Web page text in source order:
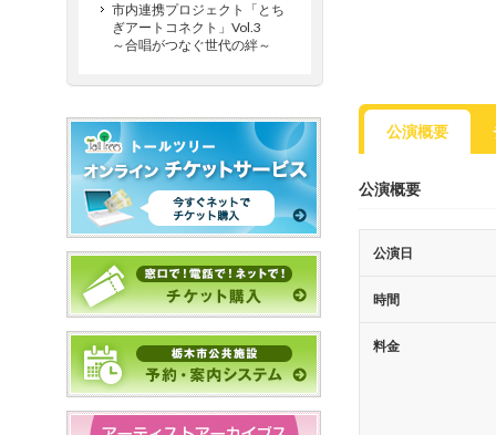
公演概要
公演概要
公演日
時間
料金
市内連携プロジェクト「とち
ぎアートコネクト」Vol.3
～合唱がつなぐ世代の絆～